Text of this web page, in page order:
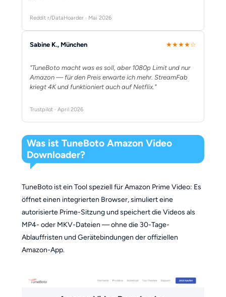
Reddit r/DataHoarder · Mai 2026
Sabine K., München ★★★★☆
"TuneBoto macht was es soll, aber 1080p Limit und nur
Amazon — für den Preis erwarte ich mehr. StreamFab
kriegt 4K und funktioniert auch auf Netflix."
Trustpilot · April 2026
Was ist TuneBoto Amazon Video
Downloader?
TuneBoto ist ein Tool speziell für Amazon Prime Video: Es
öffnet einen integrierten Browser, simuliert eine
autorisierte Prime-Sitzung und speichert die Videos als
MP4- oder MKV-Dateien — ohne die 30-Tage-
Ablauffristen und Gerätebindungen der offiziellen
Amazon-App.